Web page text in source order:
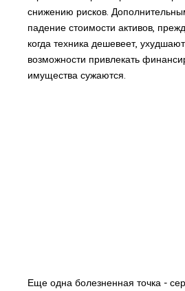
снижению рисков.
падение стоимости активов,
когда техника дешевеет,
возможности привлекать
имущества сужаются.
Еще одна болезненная точка -